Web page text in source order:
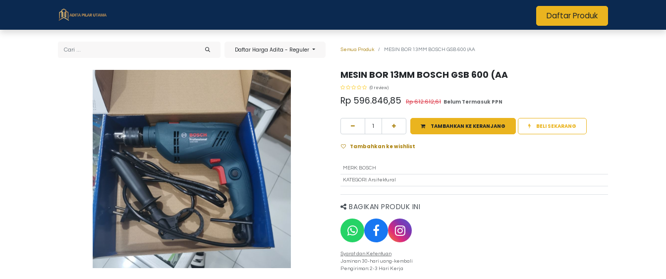
Daftar Produk
Daftar Harga Adita - Reguler Semua Produk MESIN BOR 13MM BOSCH GSB 600 (AA
MESIN BOR 13MM BOSCH GSB 600 (AA
(0 review)
Rp 596.846,85 Rp612.612,61 Belum Termasuk PPN
TAMBAHKAN KE KERANJANG BELI SEKARANG
Tambahkan ke wishlist
MERK: BOSCH
KATEGORI : Arsitektural
BAGIKAN PRODUK INI
Syarat dan Ketentuan
Jaminan 30-hari uang-kembali
Pengiriman: 2-3 Hari Kerja